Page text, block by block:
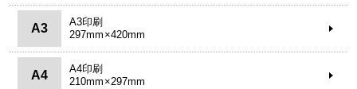
A3
A3印刷
297mm×420mm
A4
A4印刷
210mm×297mm